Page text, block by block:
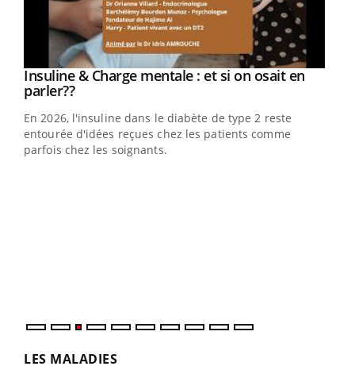
Youtube
Insuline & Charge mentale : et si on osait en
parler??Youtube
En 2026, l'insuline dans le diabète de type 2 reste
entourée d'idées reçues chez les patients comme
parfois chez les soignants.
LES MALADIES